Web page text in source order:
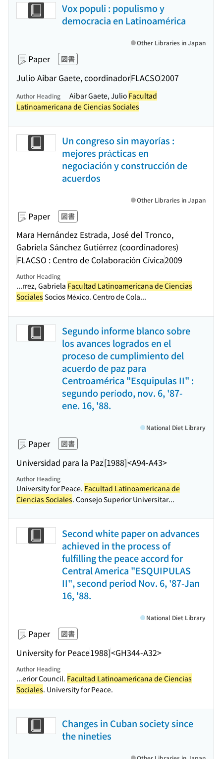
Vox populi : populismo y
democracia en Latinoamérica
Paper 図書
Julio Aibar Gaete, coordinadorFLACSO2007
Other Libraries in Japan
Author Heading Aibar Gaete, Julio Facultad
Latinoamericana de Ciencias Sociales
Un congreso sin mayorías :
mejores prácticas en
negociación y construcción de
acuerdos
Paper 図書
Mara Hernández Estrada, José del Tronco,
Gabriela Sánchez Gutiérrez (coordinadores)
FLACSO : Centro de Colaboración Cívica2009
Other Libraries in Japan
Author Heading
...rrez, Gabriela Facultad Latinoamericana de Ciencias
Sociales Socios México. Centro de Cola...
Segundo informe blanco sobre
los avances logrados en el
proceso de cumplimiento del
acuerdo de paz para
Centroamérica "Esquipulas II" :
segundo período, nov. 6, '87-
ene. 16, '88.
Paper 図書
Universidad para la Paz[1988]<A94-A43>
National Diet Library
Author Heading
University for Peace. Facultad Latinoamericana de
Ciencias Sociales. Consejo Superior Universitar...
Second white paper on advances
achieved in the process of
fulfilling the peace accord for
Central America "ESQUIPULAS
II", second period Nov. 6, '87-Jan
16, '88.
Paper 図書
University for Peace1988]<GH344-A32>
National Diet Library
Author Heading
...erior Council. Facultad Latinoamericana de Ciencias
Sociales. University for Peace.
Changes in Cuban society since
the nineties